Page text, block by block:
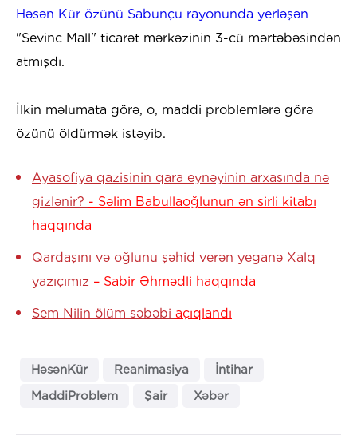
Həsən Kür özünü Sabunçu rayonunda yerləşən
"Sevinc Mall" ticarət mərkəzinin 3-cü mərtəbəsindən
atmışdı.
İlkin məlumata görə, o, maddi problemlərə görə
özünü öldürmək istəyib.
Ayasofiya qazisinin qara eynəyinin arxasında nə
gizlənir? - Səlim Babullaoğlunun ən sirli kitabı
haqqında
Qardaşını və oğlunu şəhid verən yeganə Xalq
yazıçımız – Sabir Əhmədli haqqında
Sem Nilin ölüm səbəbi açıqlandı
HəsənKür Reanimasiya
İntihar
MaddiProblem
Şair Xəbər